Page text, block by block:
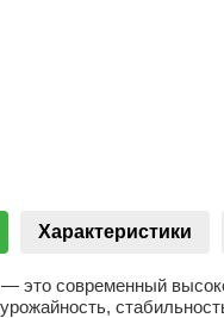
Характеристики
это современный